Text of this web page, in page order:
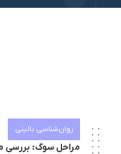
روان‌شناسی بالینی
مراحل سوگ: بررسی